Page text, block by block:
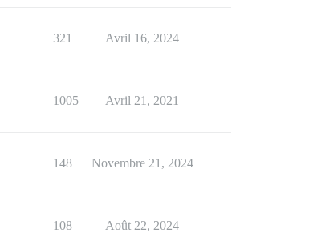
321 Avril 16, 2024
1005 Avril 21, 2021
148 Novembre 21, 2024
108 Août 22, 2024